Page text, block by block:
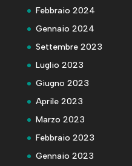
Febbraio 2024
Gennaio 2024
Settembre 2023
Luglio 2023
Giugno 2023
Aprile 2023
Marzo 2023
Febbraio 2023
Gennaio 2023